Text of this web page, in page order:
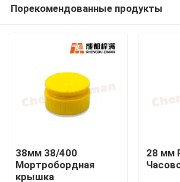
Порекомендованные продукты
38мм 38/400
Мортробордная
крышка
28 мм